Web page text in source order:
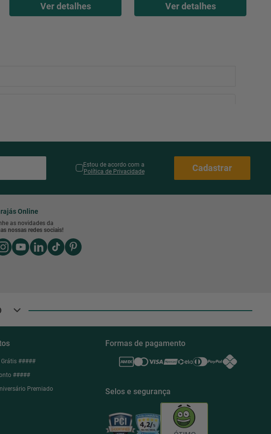
Ver detalhes Ver detalhes
Estou de acordo com a
Política de Privacidade
Cadastrar
Online
as novidades da
nossas redes sociais!
Grátis #####
#####
Premiado
Formas de pagamento
Selos e segurança